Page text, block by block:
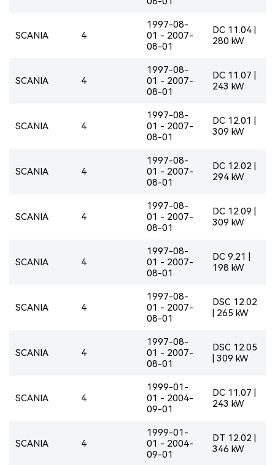
SCANIA 4
1997-08-
01 - 2007-
08-01
DC 11.04 |
280 kW
SCANIA 4
1997-08-
01 - 2007-
08-01
DC 11.07 |
243 kW
SCANIA 4
1997-08-
01 - 2007-
08-01
DC 12.01 |
309 kW
SCANIA 4
1997-08-
01 - 2007-
08-01
DC 12.02 |
294 kW
SCANIA 4
1997-08-
01 - 2007-
08-01
DC 12.09 |
309 kW
SCANIA 4
1997-08-
01 - 2007-
08-01
DC 9.21 |
198 kW
SCANIA 4
1997-08-
01 - 2007-
08-01
DSC 12.02
| 265 kW
SCANIA 4
1997-08-
01 - 2007-
08-01
DSC 12.05
| 309 kW
SCANIA 4
1999-01-
01 - 2004-
09-01
DC 11.07 |
243 kW
SCANIA 4
1999-01-
01 - 2004-
09-01
DT 12.02 |
346 kW